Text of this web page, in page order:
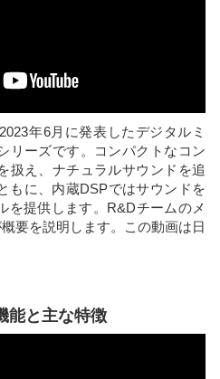
年6月に発表したデジタルミ
リーズです。コンパクトなコン
扱え、ナチュラルサウンドを追
もに、内蔵DSPではサウンドを
を提供します。R&Dチームのメ
要を説明します。この動画は日
能と主な特徴